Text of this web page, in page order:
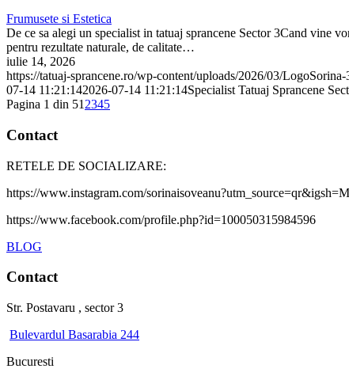
Frumusete si Estetica
De ce sa alegi un specialist in tatuaj sprancene Sector 3Cand vine
pentru rezultate naturale, de calitate…
iulie 14, 2026
https://tatuaj-sprancene.ro/wp-content/uploads/2026/03/
07-14 11:21:142026-07-14 11:21:14Specialist Tatuaj Sprancene
Pagina 1 din 51 2345
Contact
RETELE DE SOCIALIZARE:
https://www.instagram.com/
https://www.facebook.com/profile.php?id=100050315984596
BLOG
Contact
Str. Postavaru , sector 3
Bulevardul Basarabia 244
Bucuresti